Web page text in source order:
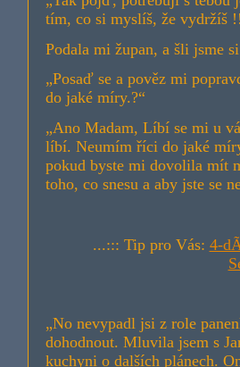
tím, co si myslíš, že vydržíš
Podala mi župan, a šli jsme
„Posaď se a pověz mi
do jaké míry.?“
„Ano Madam, Líbí se mi u
líbí. Neumím říci do jaké
pokud byste mi dovolila mít
toho, co snesu a aby jste se
...::: Tip pro Vás: 4-
„No nevypadl jsi z role
dohodnout. Mluvila jsem s
kuchyni o dalších plánech.